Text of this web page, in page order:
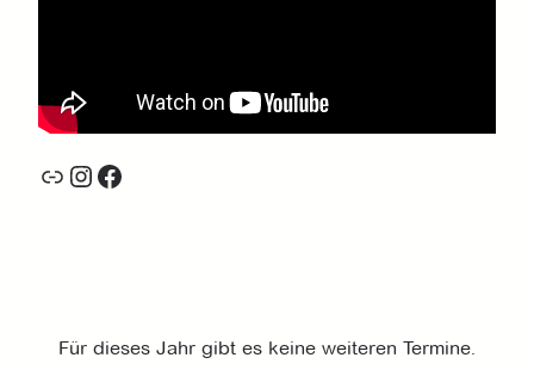
LinkInstagram
Facebook
Für dieses Jahr gibt es keine weiteren Termine.